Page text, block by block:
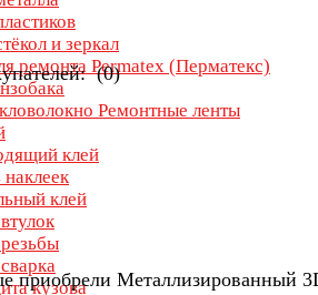
и зеркал
ремонта Permatex (Перматекс)
Ремонтные ленты
клей
наклеек
клей
кузова
(0)
приобрели Металлизированный